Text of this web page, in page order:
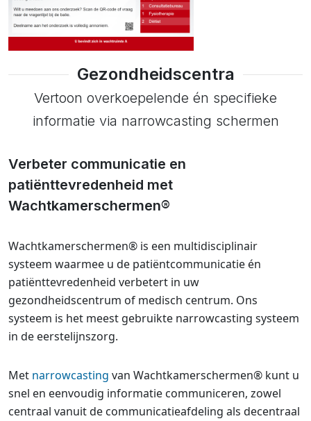
Gezondheidscentra
Vertoon overkoepelende én specifieke
informatie via narrowcasting schermen
Verbeter communicatie en
patiënttevredenheid met
Wachtkamerschermen®
Wachtkamerschermen® is een multidisciplinair
systeem waarmee u de patiëntcommunicatie én
patiënttevredenheid verbetert in uw
gezondheidscentrum of medisch centrum. Ons
systeem is het meest gebruikte narrowcasting systeem
in de eerstelijnszorg.
Met narrowcasting van Wachtkamerschermen® kunt u
snel en eenvoudig informatie communiceren, zowel
centraal vanuit de communicatieafdeling als decentraal